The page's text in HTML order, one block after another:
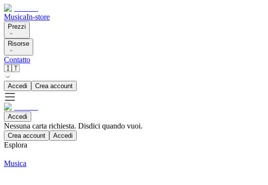
MusicaIn-store
Prezzi
Risorse
Contatto
🇮🇹
Accedi Crea account
Accedi
Nessuna carta richiesta. Disdici quando vuoi.
Crea account Accedi
Esplora
Musica